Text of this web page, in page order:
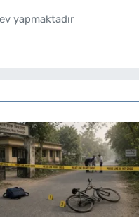
yapmaktadır